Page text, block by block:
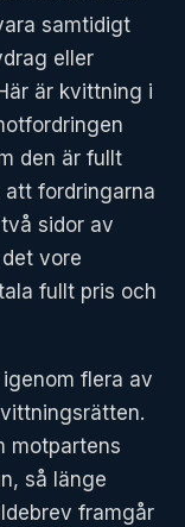
samtidigt
eller
är kvittning i
den är fullt
att fordringarna
sidor av
vore
fullt pris och
flera av
motpartens
så länge
framgår